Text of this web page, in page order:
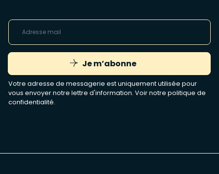
Je m’abonne
Votre adresse de messagerie est uniquement utilisée pour
vous envoyer notre lettre d'information. Voir notre politique de
confidentialité.